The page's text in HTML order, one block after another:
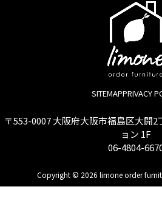
SITEMAPPRIVACY
〒553-0007 大阪府大阪市福島区大開
ョン 1F
06-4804-
Copyright © 2026 limone order